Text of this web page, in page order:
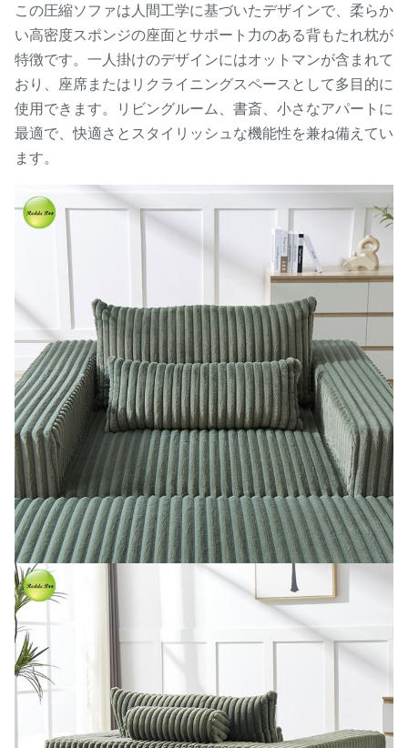
この圧縮ソファは人間工学に基づいたデザインで、柔らか
い高密度スポンジの座面とサポート力のある背もたれ枕が
特徴です。一人掛けのデザインにはオットマンが含まれて
おり、座席またはリクライニングスペースとして多目的に
使用できます。リビングルーム、書斎、小さなアパートに
最適で、快適さとスタイリッシュな機能性を兼ね備えてい
ます。